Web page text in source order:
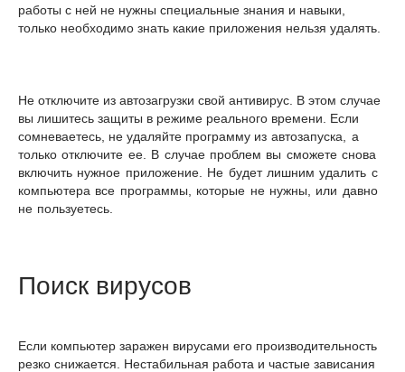
работы с ней не нужны специальные знания и навыки,
только необходимо знать какие приложения нельзя удалять.
Не отключите из автозагрузки свой антивирус. В этом случае
вы лишитесь защиты в режиме реального времени. Если
сомневаетесь, не удаляйте программу из автозапуска, а
только отключите ее. В случае проблем вы сможете снова
включить нужное приложение. Не будет лишним удалить с
компьютера все программы, которые не нужны, или давно
не пользуетесь.
Поиск вирусов
Если компьютер заражен вирусами его производительность
резко снижается. Нестабильная работа и частые зависания